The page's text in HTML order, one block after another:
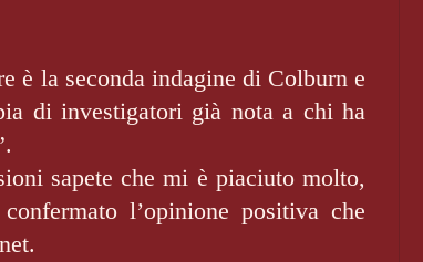
è la seconda indagine di Colburn e
di investigatori già nota a chi ha
sapete che mi è piaciuto molto,
l’opinione positiva che